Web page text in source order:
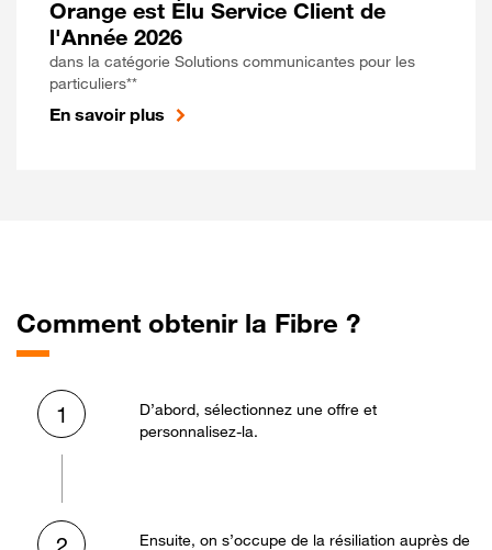
Orange est Élu Service Client de
l'Année 2026
dans la catégorie Solutions communicantes pour les
particuliers**
En savoir plus
Comment obtenir la Fibre ?
1
D’abord, sélectionnez une offre et
personnalisez-la.
Ensuite, on s’occupe de la résiliation auprès de